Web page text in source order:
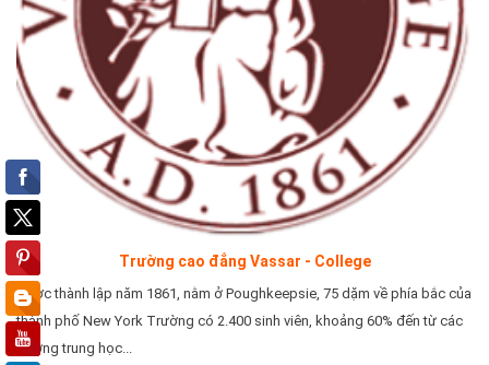
Trường cao đẳng Vassar - College
Được thành lập năm 1861, nằm ở Poughkeepsie, 75 dặm về phía bắc của
thành phố New York Trường có 2.400 sinh viên, khoảng 60% đến từ các
trường trung học...